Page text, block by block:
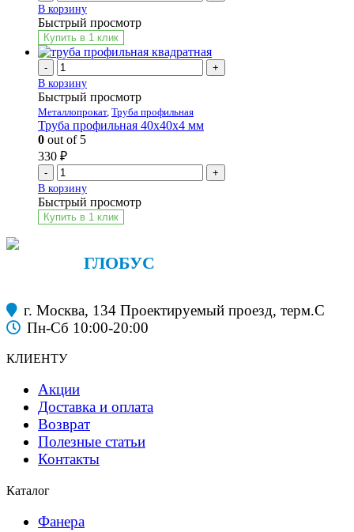
В корзину
Быстрый просмотр
Купить в 1 клик
-
+
В корзину
Быстрый просмотр
Металлопрокат, Труба профильная
Труба профильная 40х40х4 мм
0 out of 5
330 ₽
-
+
В корзину
Быстрый просмотр
Купить в 1 клик
ГЛОБУС
г. Москва, 134 Проектируемый проезд, терм.С
Пн-Сб 10:00-20:00
КЛИЕНТУ
Акции
Доставка и оплата
Возврат
Полезные статьи
Контакты
Каталог
Фанера